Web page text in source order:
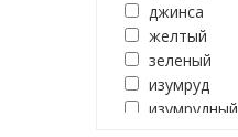
джинса
желтый
зеленый
изумруд
изумрудный